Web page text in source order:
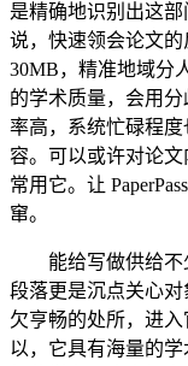
是精确地识别出这
说，快速领会论文
30MB，精准地域分
的学术质量，会用
率高，系统忙碌程
容。可以或许对论
常用它。让
窜。
能给写做供给不
段落更是沉点关心
欠亨畅的处所，进
以，它具有海量的